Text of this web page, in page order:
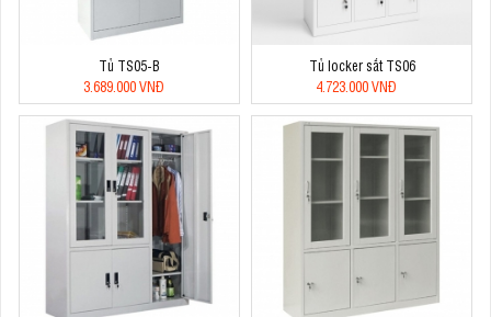
Tủ TS05-B
3.689.000 VNĐ
Tủ locker sắt TS06
4.723.000 VNĐ